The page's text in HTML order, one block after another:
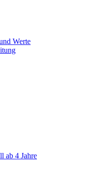
Werte
ab 4 Jahre